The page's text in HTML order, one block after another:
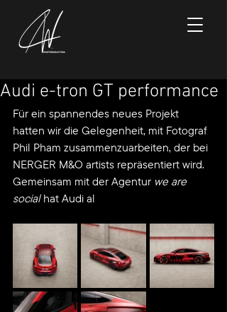
Audi e-tron GT performance
Für ein spannendes neues Projekt
hatten wir die Gelegenheit, mit Fotograf
Phil Pham zusammenzuarbeiten, der bei
NERGER M&O artists repräsentiert wird.
Gemeinsam mit der Agentur we are
social hat Audi al